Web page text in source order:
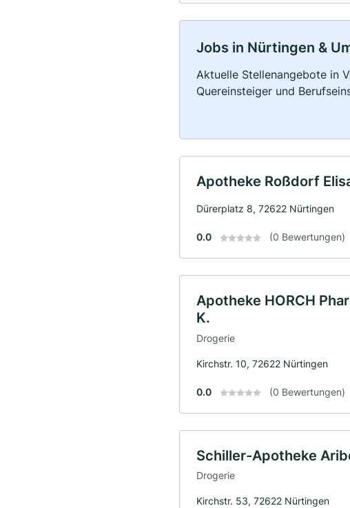
Jobs in Nürtingen &
Aktuelle Stellenangebote in
Quereinsteiger und
Apotheke Roßdorf
Dürerplatz 8, 72622 Nürtingen
0.0 (0 Bewertungen)
Apotheke HORCH
K.
Drogerie
Kirchstr. 10, 72622 Nürtingen
0.0 (0 Bewertungen)
Schiller-Apotheke
Drogerie
Kirchstr. 53, 72622 Nürtingen